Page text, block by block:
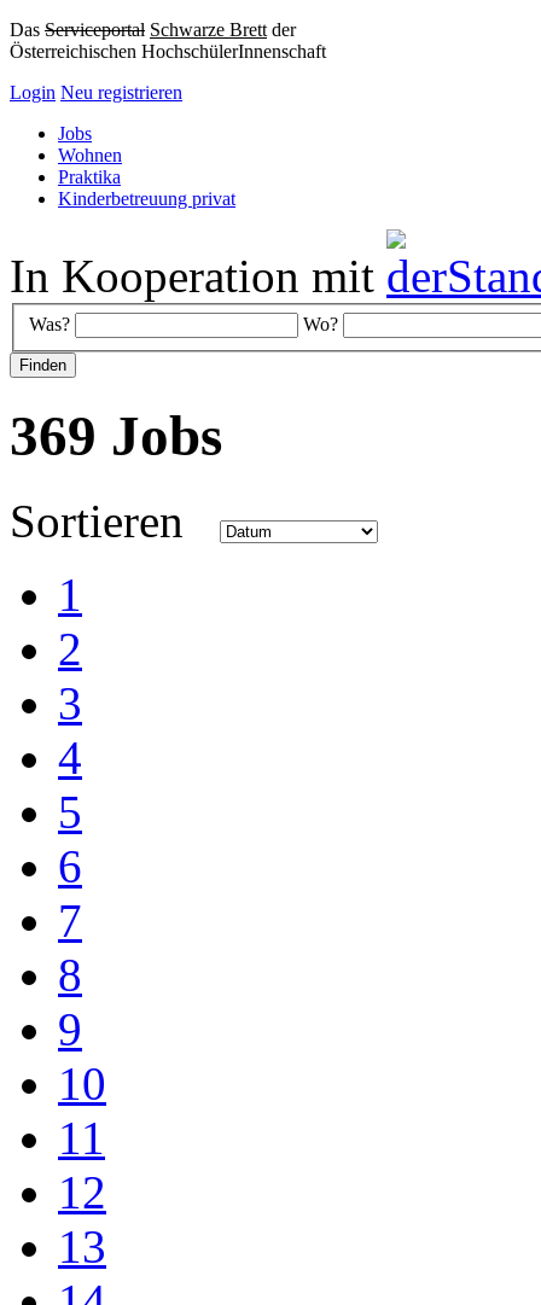
Das Serviceportal Schwarze Brett der
Österreichischen HochschülerInnenschaft
Login Neu registrieren
Jobs
Wohnen
Praktika
Kinderbetreuung privat
In Kooperation mit
Was? Wo?
369 Jobs
Sortieren
1
2
3
4
5
6
7
8
9
10
11
12
13